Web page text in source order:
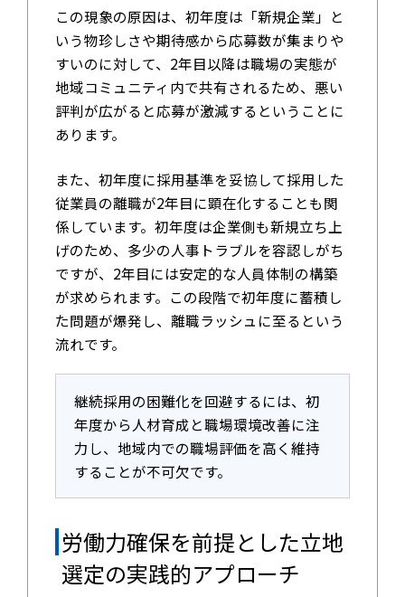
この現象の原因は、初年度は「新規企業」と
いう物珍しさや期待感から応募数が集まりや
すいのに対して、2年目以降は職場の実態が
地域コミュニティ内で共有されるため、悪い
評判が広がると応募が激減するということに
あります。
また、初年度に採用基準を妥協して採用した
従業員の離職が2年目に顕在化することも関
係しています。初年度は企業側も新規立ち上
げのため、多少の人事トラブルを容認しがち
ですが、2年目には安定的な人員体制の構築
が求められます。この段階で初年度に蓄積し
た問題が爆発し、離職ラッシュに至るという
流れです。
継続採用の困難化を回避するには、初
年度から人材育成と職場環境改善に注
力し、地域内での職場評価を高く維持
することが不可欠です。
労働力確保を前提とした立地
選定の実践的アプローチ